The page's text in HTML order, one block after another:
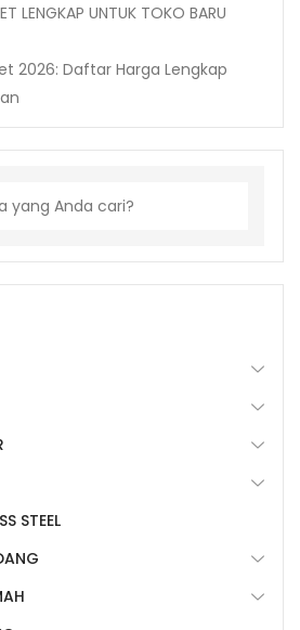
LENGKAP UNTUK TOKO BARU
2026: Daftar Harga Lengkap
STEEL